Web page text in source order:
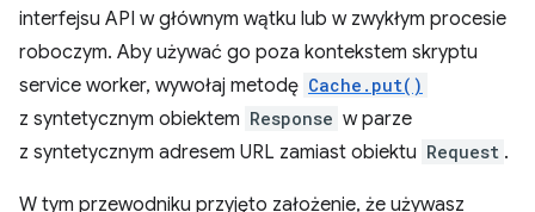
interfejsu API w głównym wątku lub w zwykłym procesie
roboczym. Aby używać go poza kontekstem skryptu
service worker, wywołaj metodę Cache.put()
z syntetycznym obiektem Response w parze
z syntetycznym adresem URL zamiast obiektu Request .
W tym przewodniku przyjęto założenie, że używasz